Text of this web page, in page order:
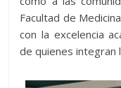
Facultad de
con la excelencia
de quienes integran